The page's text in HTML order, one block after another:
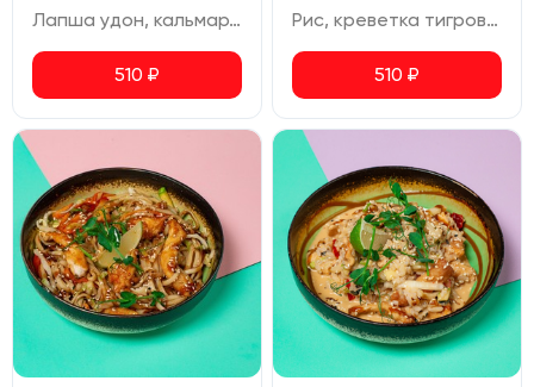
Лапша удон, кальмар, креветка тигровая, перец болгарский, цукини, морковь, пекинская капуста, лук зеленый.
510 ₽
Рис, креветка тигровая, кальмар, перец болгарский, цукини, пекинская капуста, соус карри, лук зеленый.
510 ₽